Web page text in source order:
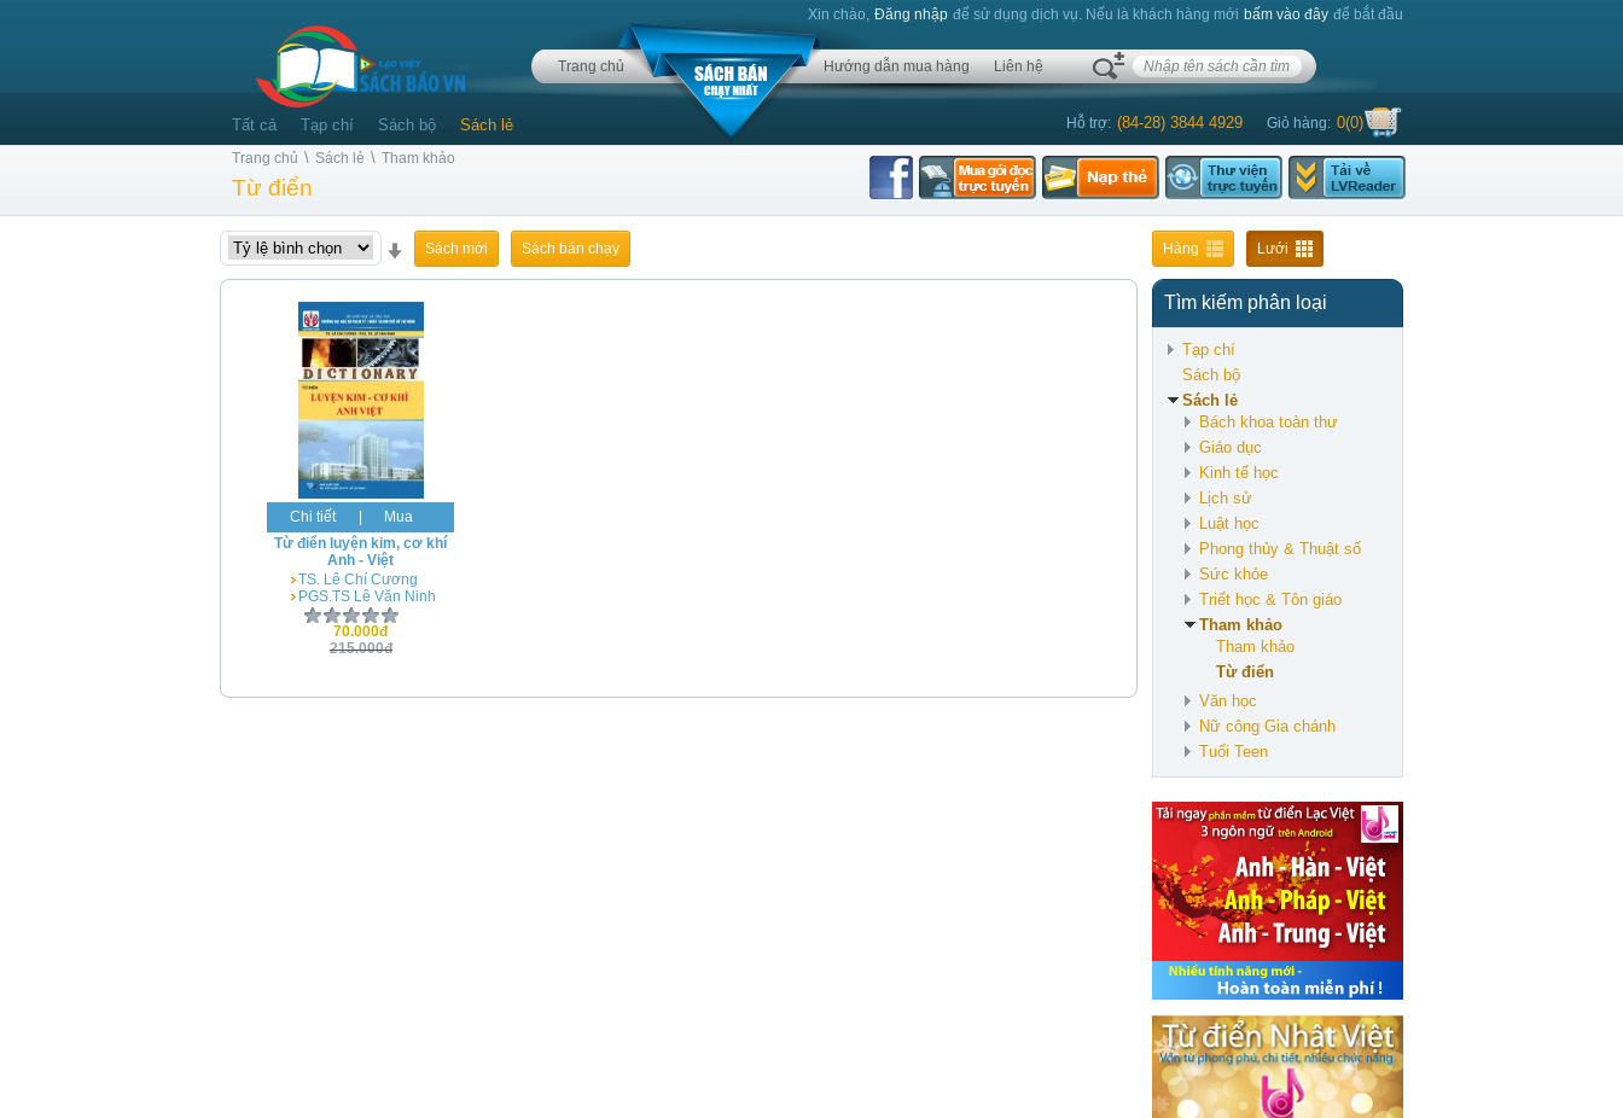
Xin chào, Đăng nhập để sử dụng dịch vụ. Nếu là khách hàng mới bấm vào đây để bắt đầu
Trang chủ Hướng dẫn mua hàng Liên hệ
Hỗ trợ: (84-28) 3844 4929 Giỏ hàng: 0(0)
Tất cả Tạp chí Sách bộ Sách lẻ
Trang chủ \ Sách lẻ \ Tham khảo
Từ điển
Hàng Lưới
Sách mới Sách bán chạy
Tìm kiếm phân loại
Tạp chí
Sách bộ
Sách lẻ
Bách khoa toàn thư
Giáo dục
Kinh tế học
Lịch sử
Luật học
Phong thủy & Thuật số
Sức khỏe
Triết học & Tôn giáo
Tham khảo
Tham khảo
Từ điển
Văn học
Nữ công Gia chánh
Tuổi Teen
Chi tiết
Mua
Từ điển luyện kim, cơ khí
Anh - Việt
TS. Lê Chí Cương
PGS.TS Lê Văn Ninh
70.000đ
215.000đ